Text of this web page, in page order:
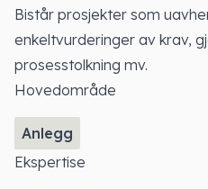
Bistår prosjekter som
enkeltvurderinger av krav,
prosesstolkning mv.
Hovedområde
Anlegg
Ekspertise